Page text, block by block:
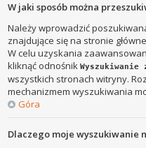
W jaki sposób można
Należy wprowadzić
znajdujące się na stronie
W celu uzyskania
kliknąć odnośnikWyszukiwanie
wszystkich stronach witryny.
mechanizmem wyszukiwania
Góra
Dlaczego moje wyszukiwanie